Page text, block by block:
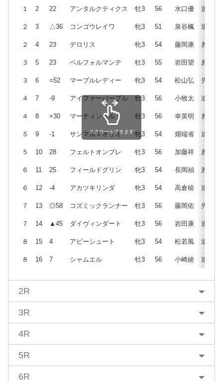
１ 2 22 アンタルクティクス 牡3 56 水口優 逃
２ 3 △36 コンゴウレイワ 牝3 51 泉谷楓 逃
２ 4 23 デロリス 牝3 54 藤岡康 差
３ 5 23 ペルフォルマンテ 牡3 55 岩田望 差
３ 6 ○52 マーブルレディー 牝3 54 松山弘 先
４ 7 -9 アイファーパープル 牡3 56 小牧太 追
４ 8 ×30 マーティンヒル 牡3 56 幸英明 差
５ 9 -1 サンマルマオリオ 牝3 54 畑端省 追
５ 10 28 フェルトオンブレ 牡3 56 加藤祥 差
６ 11 25 フィールドグリン 牝3 54 長岡禎 差
６ 12 -4 アカツキリンダ 牝3 54 高倉稜 追
７ 13 ◎58 コズミックランナー 牡3 56 藤岡佑 先
７ 14 ▲45 ダイヴィンダート 牡3 56 岩田康 逃
８ 15 4 アビーシュート 牝3 54 松若風 追
８ 16 7 シャムエル 牡3 56 小崎綾 追
スクロールできます
2R
3R
4R
5R
6R